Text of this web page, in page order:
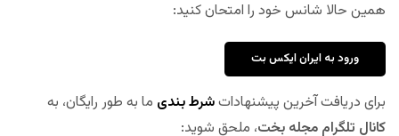
همین حالا شانس خود را امتحان کنید:
ورود به ایران ایکس بت
برای دریافت آخرین پیشنهاداتشرط بندی ما به طور رایگان، به
کانال تلگرام مجله بخت، ملحق شوید: